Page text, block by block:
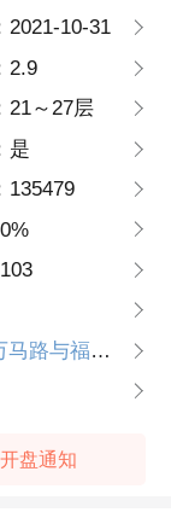
2021-10-31
2.9
21～27层
是
135479
兴路交叉口
开盘通知